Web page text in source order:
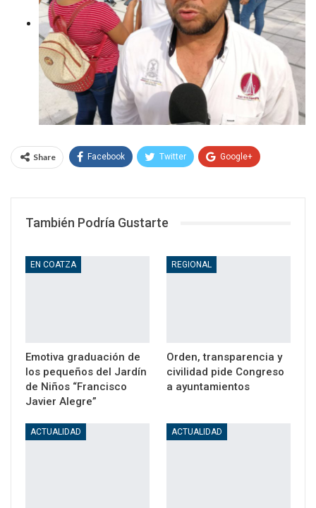
Share Facebook Twitter Google+
También Podría Gustarte
EN COATZA
Emotiva graduación de
los pequeños del Jardín
de Niños “Francisco
Javier Alegre”
REGIONAL
Orden, transparencia y
civilidad pide Congreso
a ayuntamientos
ACTUALIDAD ACTUALIDAD